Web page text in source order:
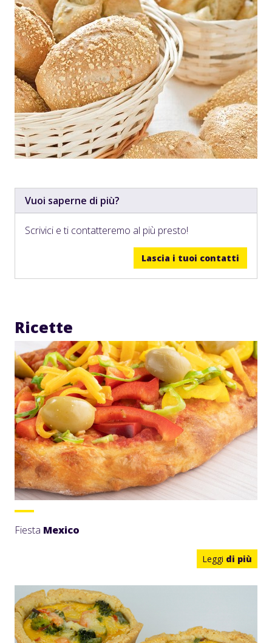
Vuoi saperne di più?
Scrivici e ti contatteremo al più presto!
Lascia i tuoi contatti
Ricette
Fiesta Mexico
Leggi di più